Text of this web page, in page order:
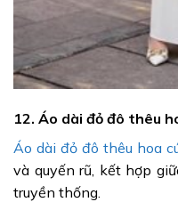
12. Áo dài đỏ đô thêu
Áo dài đỏ đô thêu hoa
và quyến rũ, kết hợp
truyền thống.